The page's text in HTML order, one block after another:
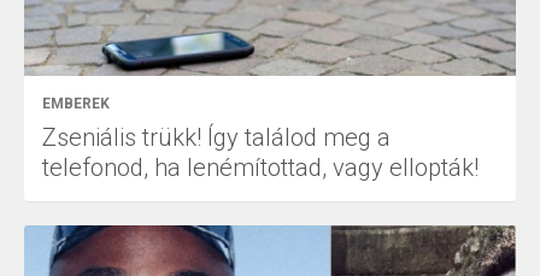
EMBEREK
Zseniális trükk! Így találod meg a
telefonod, ha lenémítottad, vagy ellopták!